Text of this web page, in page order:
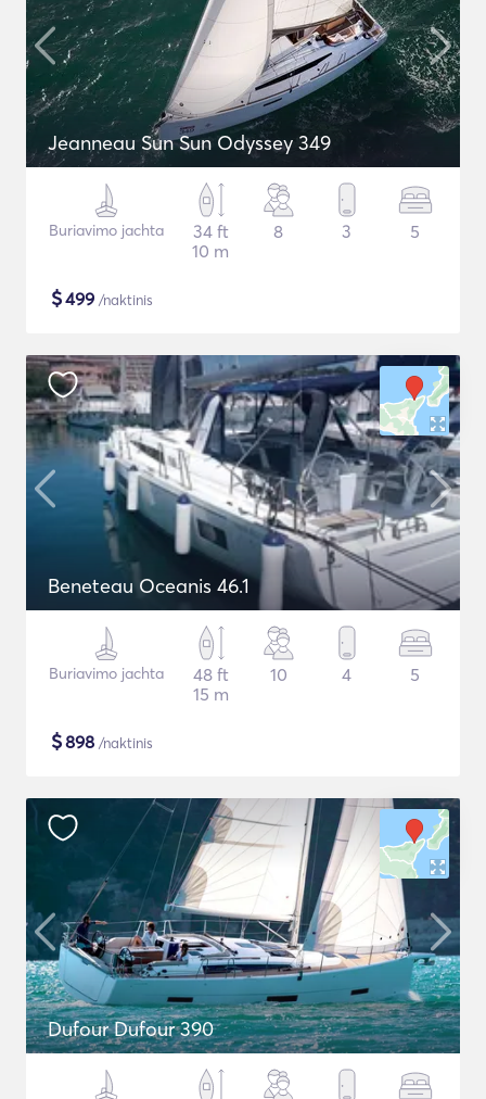
Jeanneau Sun Sun Odyssey 349
Buriavimo jachta
34 ft
10 m
8 3 5
$499 /naktinis
Beneteau Oceanis 46.1
Buriavimo jachta
48 ft
15 m
10 4 5
$898 /naktinis
Dufour Dufour 390